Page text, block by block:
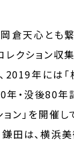
倉天心とも
レクション収
2019年には
・没後80年
ン」を開催し
鎌田は、横浜